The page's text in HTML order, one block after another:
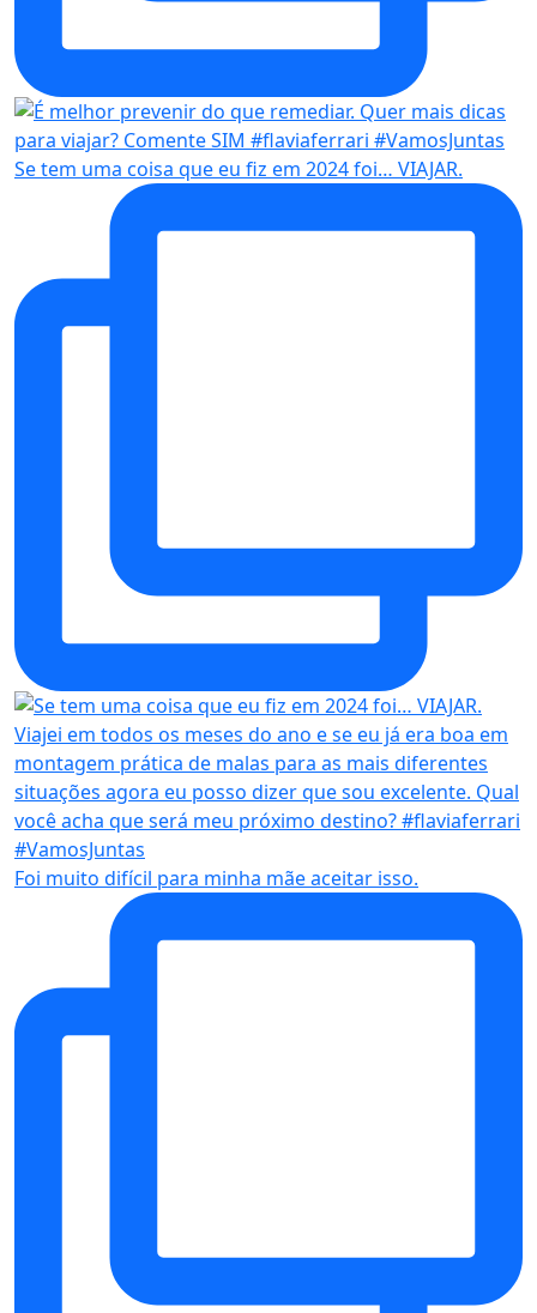
Se tem uma coisa que eu fiz em 2024 foi… VIAJAR.
Foi muito difícil para minha mãe aceitar isso.